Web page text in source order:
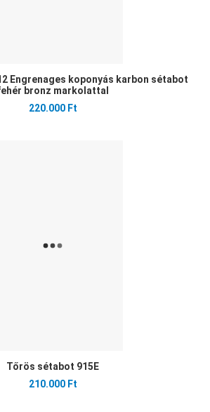
Engrenages koponyás karbon sétabot
bronz markolattal
220.000 Ft
Tőrös sétabot 915E
210.000 Ft